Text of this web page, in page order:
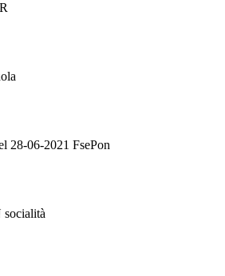
28-06-2021 FsePon
socialità